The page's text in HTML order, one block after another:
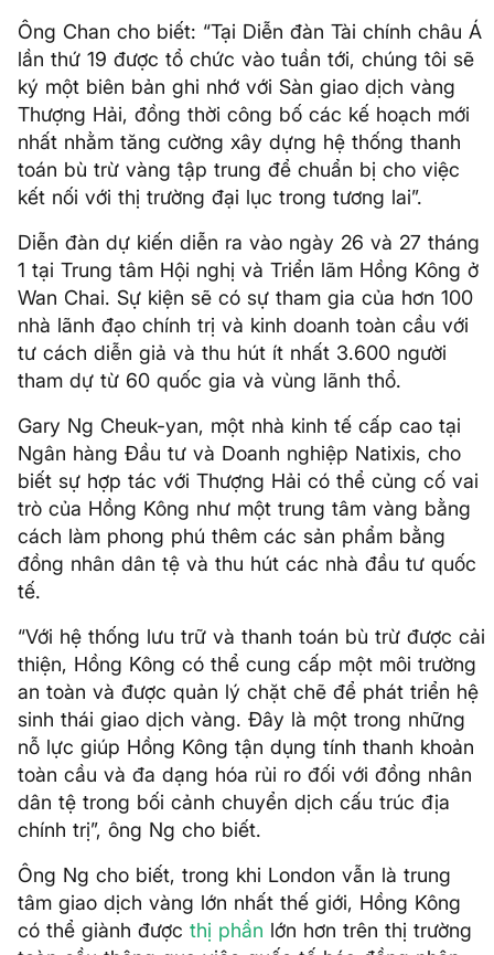
Ông Chan cho biết: “Tại Diễn đàn Tài chính châu Á
lần thứ 19 được tổ chức vào tuần tới, chúng tôi sẽ
ký một biên bản ghi nhớ với Sàn giao dịch vàng
Thượng Hải, đồng thời công bố các kế hoạch mới
nhất nhằm tăng cường xây dựng hệ thống thanh
toán bù trừ vàng tập trung để chuẩn bị cho việc
kết nối với thị trường đại lục trong tương lai”.
Diễn đàn dự kiến ​​diễn ra vào ngày 26 và 27 tháng
1 tại Trung tâm Hội nghị và Triển lãm Hồng Kông ở
Wan Chai. Sự kiện sẽ có sự tham gia của hơn 100
nhà lãnh đạo chính trị và kinh doanh toàn cầu với
tư cách diễn giả và thu hút ít nhất 3.600 người
tham dự từ 60 quốc gia và vùng lãnh thổ.
Gary Ng Cheuk-yan, một nhà kinh tế cấp cao tại
Ngân hàng Đầu tư và Doanh nghiệp Natixis, cho
biết sự hợp tác với Thượng Hải có thể củng cố vai
trò của Hồng Kông như một trung tâm vàng bằng
cách làm phong phú thêm các sản phẩm bằng
đồng nhân dân tệ và thu hút các nhà đầu tư quốc
tế.
“Với hệ thống lưu trữ và thanh toán bù trừ được cải
thiện, Hồng Kông có thể cung cấp một môi trường
an toàn và được quản lý chặt chẽ để phát triển hệ
sinh thái giao dịch vàng. Đây là một trong những
nỗ lực giúp Hồng Kông tận dụng tính thanh khoản
toàn cầu và đa dạng hóa rủi ro đối với đồng nhân
dân tệ trong bối cảnh chuyển dịch cấu trúc địa
chính trị”, ông Ng cho biết.
Ông Ng cho biết, trong khi London vẫn là trung
tâm giao dịch vàng lớn nhất thế giới, Hồng Kông
có thể giành được thị phần lớn hơn trên thị trường